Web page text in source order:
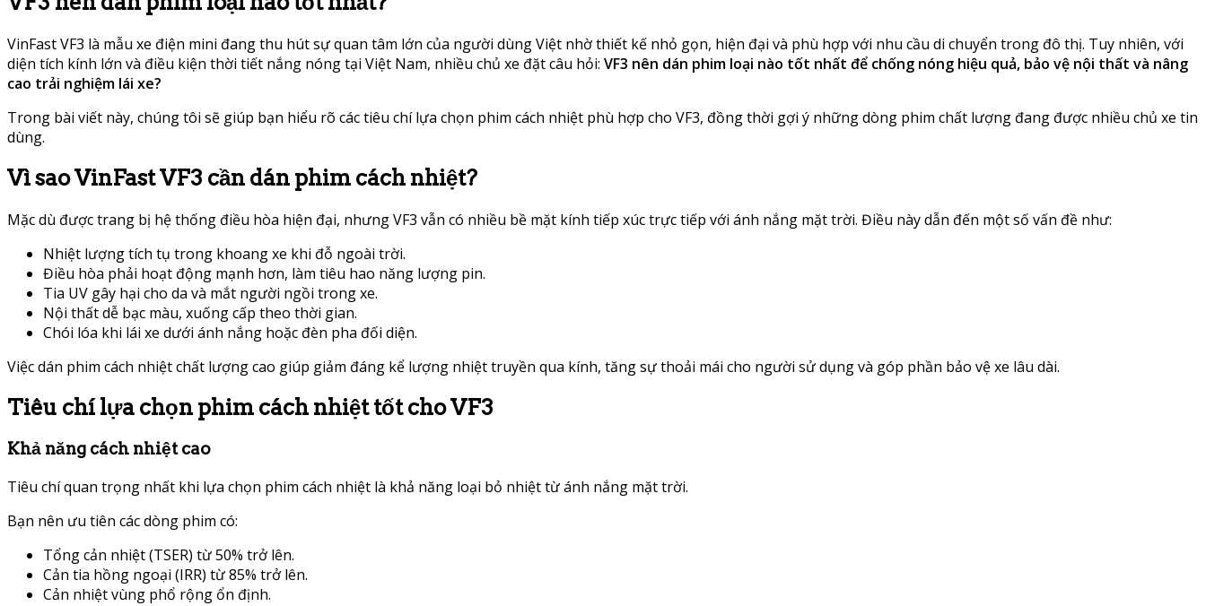
VinFast VF3 là mẫu xe điện mini đang thu hút sự quan tâm lớn của người dùng Việt nhờ thiết kế nhỏ gọn, hiện đại và phù hợp với nhu cầu di chuyển trong đô thị. Tuy nhiên, với
diện tích kính lớn và điều kiện thời tiết nắng nóng tại Việt Nam, nhiều chủ xe đặt câu hỏi: VF3 nên dán phim loại nào tốt nhất để chống nóng hiệu quả, bảo vệ nội thất và nâng
cao trải nghiệm lái xe?
Trong bài viết này, chúng tôi sẽ giúp bạn hiểu rõ các tiêu chí lựa chọn phim cách nhiệt phù hợp cho VF3, đồng thời gợi ý những dòng phim chất lượng đang được nhiều chủ xe tin
dùng.
Vì sao VinFast VF3 cần dán phim cách nhiệt?
Mặc dù được trang bị hệ thống điều hòa hiện đại, nhưng VF3 vẫn có nhiều bề mặt kính tiếp xúc trực tiếp với ánh nắng mặt trời. Điều này dẫn đến một số vấn đề như:
Nhiệt lượng tích tụ trong khoang xe khi đỗ ngoài trời.
Điều hòa phải hoạt động mạnh hơn, làm tiêu hao năng lượng pin.
Tia UV gây hại cho da và mắt người ngồi trong xe.
Nội thất dễ bạc màu, xuống cấp theo thời gian.
Chói lóa khi lái xe dưới ánh nắng hoặc đèn pha đối diện.
Việc dán phim cách nhiệt chất lượng cao giúp giảm đáng kể lượng nhiệt truyền qua kính, tăng sự thoải mái cho người sử dụng và góp phần bảo vệ xe lâu dài.
Tiêu chí lựa chọn phim cách nhiệt tốt cho VF3
Khả năng cách nhiệt cao
Tiêu chí quan trọng nhất khi lựa chọn phim cách nhiệt là khả năng loại bỏ nhiệt từ ánh nắng mặt trời.
Bạn nên ưu tiên các dòng phim có:
Tổng cản nhiệt (TSER) từ 50% trở lên.
Cản tia hồng ngoại (IRR) từ 85% trở lên.
Cản nhiệt vùng phổ rộng ổn định.